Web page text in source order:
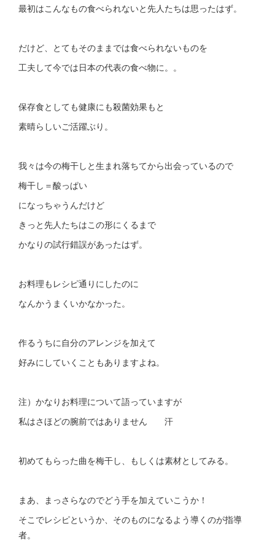
最初はこんなもの食べられないと先人たちは思ったはず。
だけど、とてもそのままでは食べられないものを
工夫して今では日本の代表の食べ物に。。
保存食としても健康にも殺菌効果もと
素晴らしいご活躍ぶり。
我々は今の梅干しと生まれ落ちてから出会っているので
梅干し＝酸っぱい
になっちゃうんだけど
きっと先人たちはこの形にくるまで
かなりの試行錯誤があったはず。
お料理もレシピ通りにしたのに
なんかうまくいかなかった。
作るうちに自分のアレンジを加えて
好みにしていくこともありますよね。
注）かなりお料理について語っていますが
私はさほどの腕前ではありません 汗
初めてもらった曲を梅干し、もしくは素材としてみる。
まあ、まっさらなのでどう手を加えていこうか！
そこでレシピというか、そのものになるよう導くのが指導
者。